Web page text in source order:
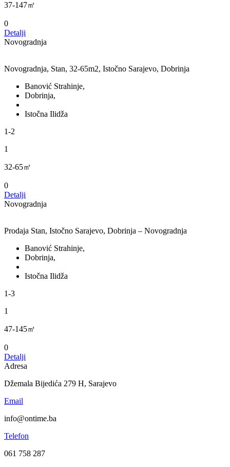
37-147㎡
0
Detalji
Novogradnja
Novogradnja, Stan, 32-65m2, Istočno Sarajevo, Dobrinja
Banović Strahinje,
Dobrinja,
Istočna Ilidža
1-2
1
32-65㎡
0
Detalji
Novogradnja
Prodaja Stan, Istočno Sarajevo, Dobrinja – Novogradnja
Banović Strahinje,
Dobrinja,
Istočna Ilidža
1-3
1
47-145㎡
0
Detalji
Adresa
Džemala Bijedića 279 H, Sarajevo
Email
info@ontime.ba
Telefon
061 758 287